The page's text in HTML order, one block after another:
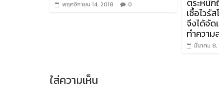
พฤศจิกายน 14, 2018 0 ตระหนั
เชื้อไวรั
จึงได้จั
ทำความ
มีนาคม
ใส่ความเห็น